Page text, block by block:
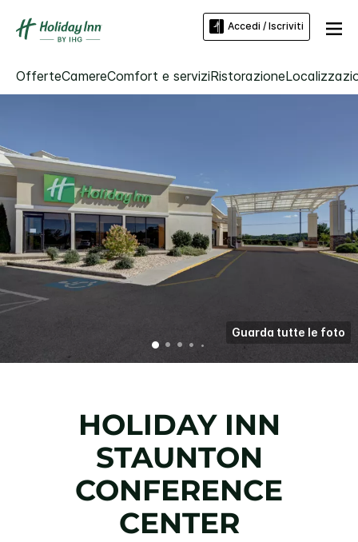
Accedi / Iscriviti
OfferteCamereComfort e serviziRistorazione
Guarda tutte le foto
HOLIDAY INN
STAUNTON
CONFERENCE
CENTER